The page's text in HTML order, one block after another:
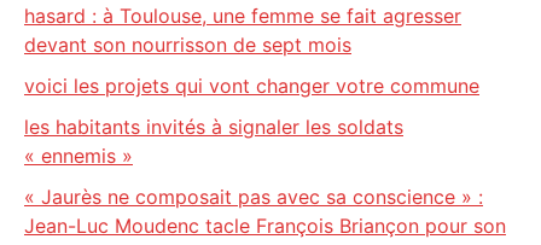
hasard : à Toulouse, une femme se fait agresser
devant son nourrisson de sept mois
voici les projets qui vont changer votre commune
les habitants invités à signaler les soldats
« ennemis »
« Jaurès ne composait pas avec sa conscience » :
Jean-Luc Moudenc tacle François Briançon pour son